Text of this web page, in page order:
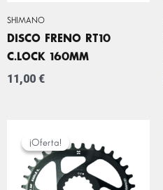
SHIMANO
DISCO FRENO RT10
C.LOCK 160MM
11,00 €
¡Oferta!
¡Oferta!PRECIO
ORIGINAL
ERA:
74,00 €.
PRECIO
ACTUAL
ES:
44,99 €.